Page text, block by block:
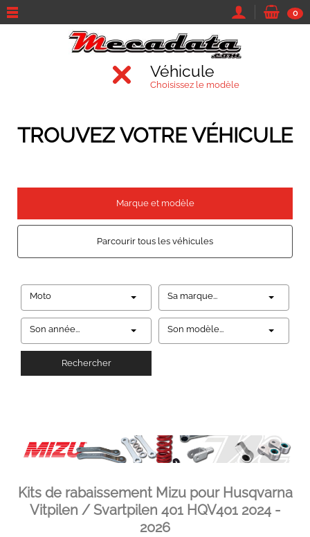
0
Véhicule
Choisissez le modèle
TROUVEZ VOTRE VÉHICULE
Marque et modèle
Parcourir tous les véhicules
Moto Sa marque...
Son année... Son modèle...
Rechercher
Kits de rabaissement Mizu pour Husqvarna
Vitpilen / Svartpilen 401 HQV401 2024 -
2026